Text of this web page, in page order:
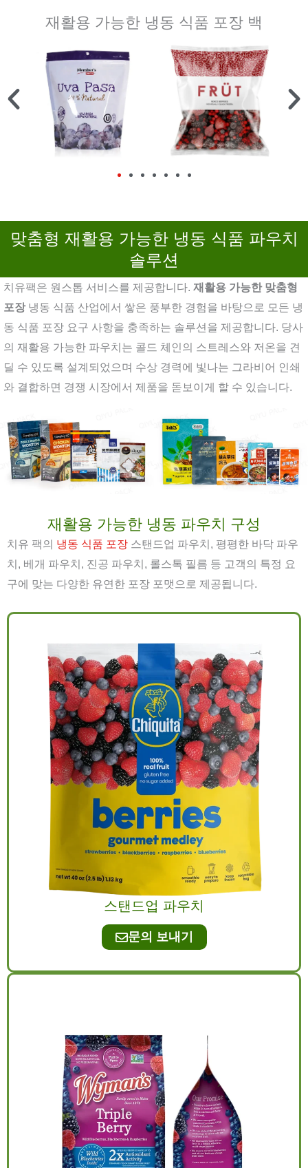
재활용 가능한 냉동 식품 포장 백
맞춤형 재활용 가능한 냉동 식품 파우치
솔루션
치유팩은 원스톱 서비스를 제공합니다. 재활용 가능한 맞춤형
포장냉동 식품 산업에서 쌓은 풍부한 경험을 바탕으로 모든 냉
동 식품 포장 요구 사항을 충족하는 솔루션을 제공합니다. 당사
의 재활용 가능한 파우치는 콜드 체인의 스트레스와 저온을 견
딜 수 있도록 설계되었으며 수상 경력에 빛나는 그라비어 인쇄
와 결합하면 경쟁 시장에서 제품을 돋보이게 할 수 있습니다.
재활용 가능한 냉동 파우치 구성
치유 팩의 냉동 식품 포장 스탠드업 파우치, 평평한 바닥 파우
치, 베개 파우치, 진공 파우치, 롤스톡 필름 등 고객의 특정 요
구에 맞는 다양한 유연한 포장 포맷으로 제공됩니다.
스탠드업 파우치
문의 보내기